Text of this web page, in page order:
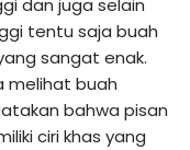
dan juga selain
tentu saja buah
sangat enak.
melihat buah
bahwa pisan
ciri khas yang